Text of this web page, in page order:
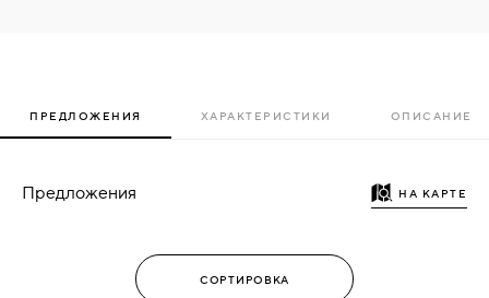
ПРЕДЛОЖЕНИЯ ХАРАКТЕРИСТИКИ ОПИСАНИЕ
Предложения НА КАРТЕ